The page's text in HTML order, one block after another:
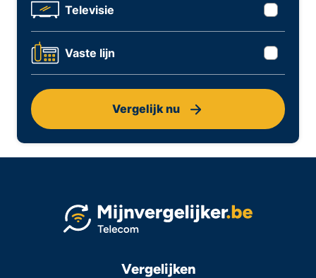
Televisie
Vaste lijn
Vergelijk nu
Vergelijken